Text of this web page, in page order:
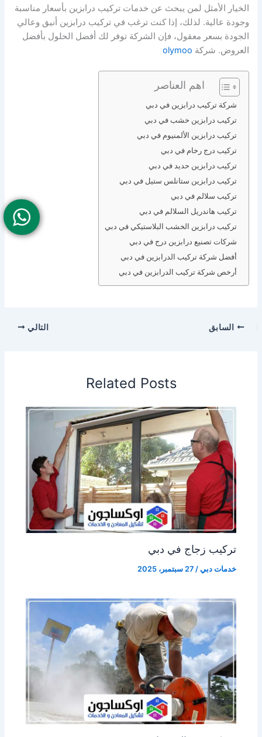
الخيار الأمثل لمن يبحث عن خدمات تركيب درابزين بأسعار مناسبة
وجودة عالية. لذلك، إذا كنت ترغب في تركيب درابزين أنيق وعالي
الجودة بسعر معقول، فإن الشركة توفر لك أفضل الحلول بأفضل
العروض. شركة olymoo
اهم العناصر
شركة تركيب درابزين في دبي
تركيب درابزين خشب في دبي
تركيب درابزين الألمنيوم في دبي
تركيب درج رخام في دبي
تركيب درابزين حديد في دبي
تركيب درابزين ستانلس ستيل في دبي
تركيب سلالم في دبي
تركيب هاندريل السلالم في دبي
تركيب درابزين الخشب البلاستيكي في دبي
شركات تصنيع درابزين درج في دبي
أفضل شركة تركيب الدرابزين في دبي
أرخص شركة تركيب الدرابزين في دبي
السابق التالي
Related Posts
تركيب زجاج في دبي
خدمات دبي /27 سبتمبر، 2025